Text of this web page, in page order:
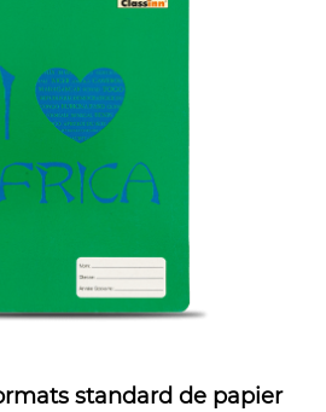
standard de papier